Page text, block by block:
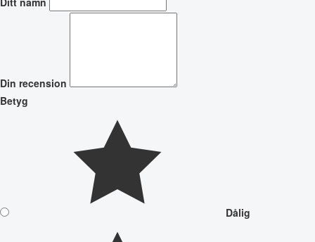
Din recension
Betyg
Dålig